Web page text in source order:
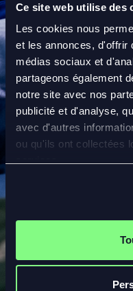
Ce site web utilise des
Les cookies nous
et les annonces, d'offrir
médias sociaux et
partageons également
notre site avec nos
publicité et d'analyse,
avec d'autres
ou qu'ils ont collectées